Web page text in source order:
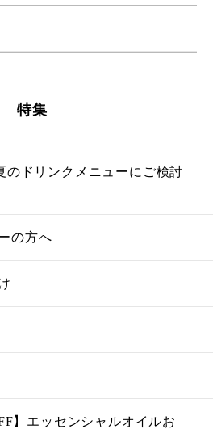
特集
のドリンクメニューにご検討
の方へ
】エッセンシャルオイルお